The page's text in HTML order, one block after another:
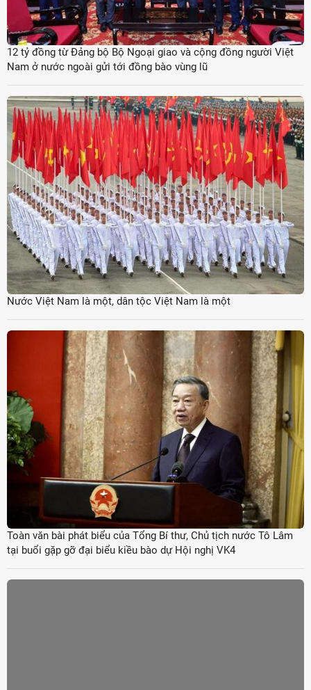
12 tỷ đồng từ Đảng bộ Bộ Ngoại giao và cộng đồng người Việt
Nam ở nước ngoài gửi tới đồng bào vùng lũ
Nước Việt Nam là một, dân tộc Việt Nam là một
Toàn văn bài phát biểu của Tổng Bí thư, Chủ tịch nước Tô Lâm
tại buổi gặp gỡ đại biểu kiều bào dự Hội nghị VK4